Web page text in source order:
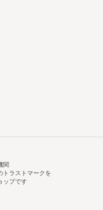
関
トラストマークを
ップです